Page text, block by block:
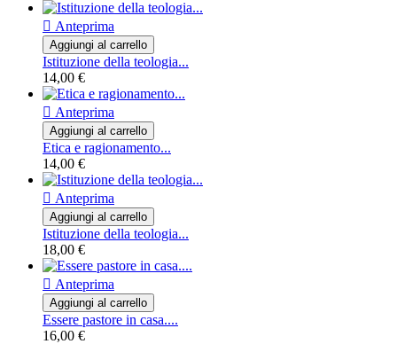
 Anteprima
Aggiungi al carrello
Istituzione della teologia...
14,00 €
 Anteprima
Aggiungi al carrello
Etica e ragionamento...
14,00 €
 Anteprima
Aggiungi al carrello
Istituzione della teologia...
18,00 €
 Anteprima
Aggiungi al carrello
Essere pastore in casa....
16,00 €